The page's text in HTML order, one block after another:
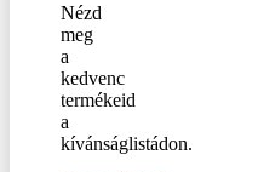
Nézd
meg
a
kedvenc
termékeid
a
kívánságlistádon.